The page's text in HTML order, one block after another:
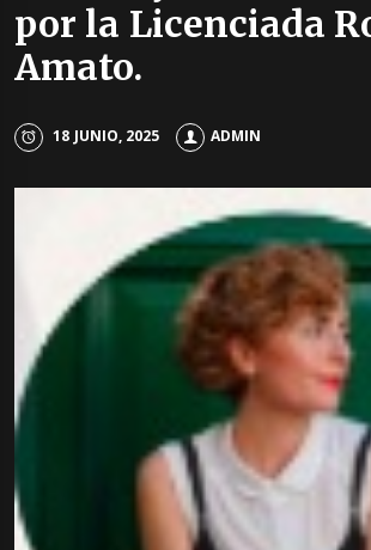
por la Licenciada
Amato.
18 JUNIO, 2025 ADMIN